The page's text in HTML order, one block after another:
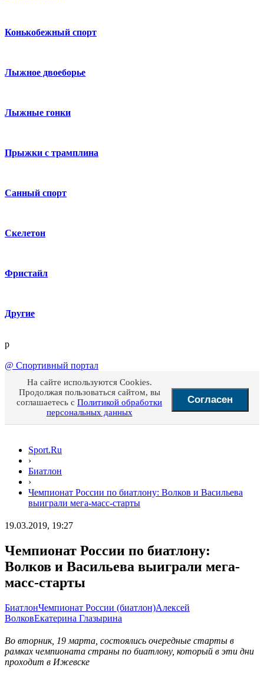
Конькобежный спорт
Лыжное двоеборье
Лыжные гонки
Прыжки с трамплина
Санный спорт
Скелетон
Фристайл
Другие
p
@ Спортивный портал
На сайте используются Cookies.
Продолжая пользоваться сайтом, вы
соглашаетесь с Политикой обработки
персональных данных
Согласен
Sport.Ru
›
Биатлон
›
Чемпионат России по биатлону: Волков и Васильева
выиграли мега-масс-старты
19.03.2019, 19:27
Чемпионат России по биатлону:
Волков и Васильева выиграли мега-
масс-старты
БиатлонЧемпионат России (биатлон)Алексей
ВолковЕкатерина Глазырина
Во вторник, 19 марта, состоялись очередные старты в
рамках чемпионата страны по биатлону, который в эти дни
проходит в Ижевске